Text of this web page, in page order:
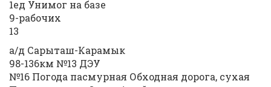
1ед Унимог на базе
9-рабочих
13
а/д Сарыташ-Карамык
98-136км №13 ДЭУ
№16 Погода пасмурная Обходная дорога, сухая